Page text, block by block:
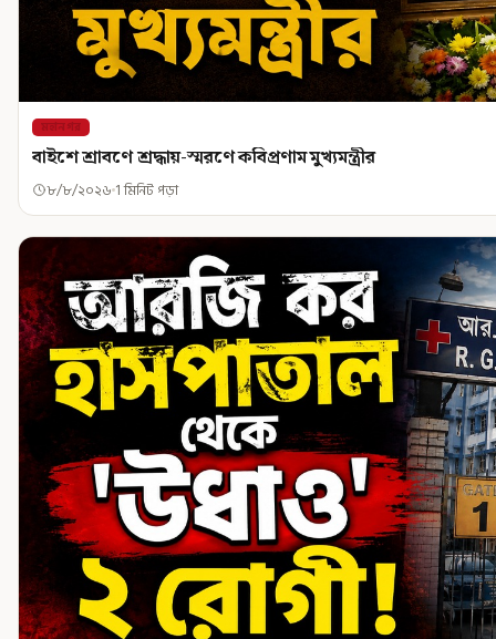
মহানগর
বাইশে শ্রাবণে শ্রদ্ধায়-স্মরণে কবিপ্রণাম মুখ্যমন্ত্রীর
৮/৮/২০২৬ 1 মিনিট পড়া